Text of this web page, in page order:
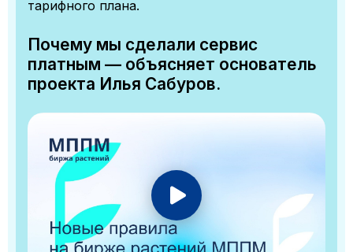
тарифного плана.
Почему мы сделали сервис
платным — объясняет основатель
проекта Илья Сабуров.